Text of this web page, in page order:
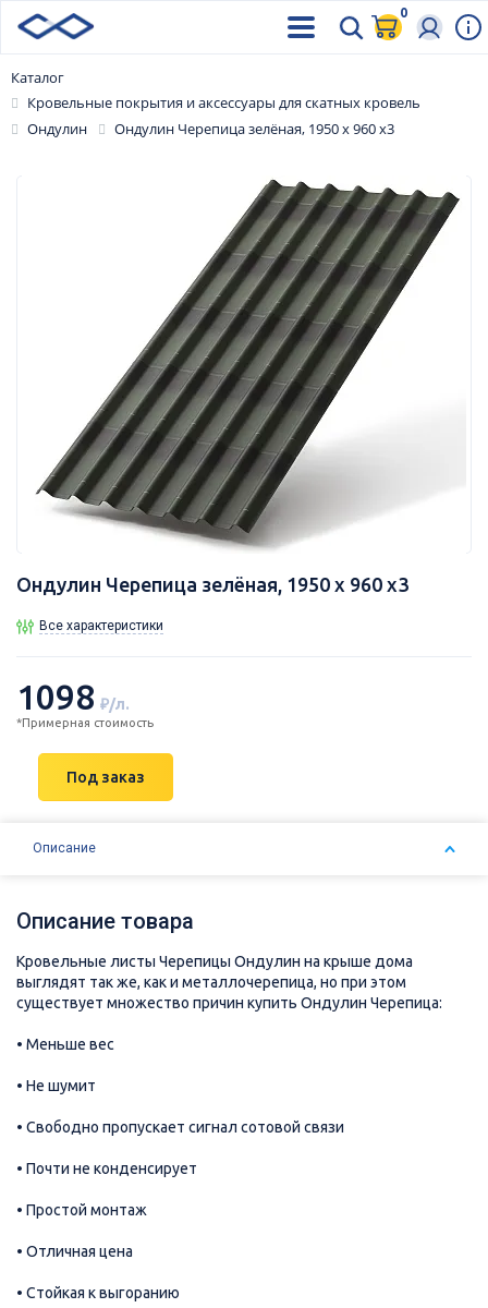
0
Каталог
Кровельные покрытия и аксессуары для скатных кровель
Ондулин
Ондулин Черепица зелёная, 1950 х 960 х3
Ондулин Черепица зелёная, 1950 х 960 х3
Все характеристики
1098 ₽/л.
*Примерная стоимость
Под заказ
Описание
Описание товара
Кровельные листы Черепицы Ондулин на крыше дома
выглядят так же, как и металлочерепица, но при этом
существует множество причин купить Ондулин Черепица:
• Меньше вес
• Не шумит
• Свободно пропускает сигнал сотовой связи
• Почти не конденсирует
• Простой монтаж
• Отличная цена
• Стойкая к выгоранию